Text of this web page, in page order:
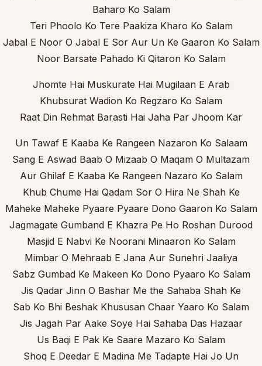
Baharo Ko Salam
Teri Phoolo Ko Tere Paakiza Kharo Ko Salam
Jabal E Noor O Jabal E Sor Aur Un Ke Gaaron Ko Salam
Noor Barsate Pahado Ki Qitaron Ko Salam
Jhomte Hai Muskurate Hai Mugilaan E Arab
Khubsurat Wadion Ko Regzaro Ko Salam
Raat Din Rehmat Barasti Hai Jaha Par Jhoom Kar
Un Tawaf E Kaaba Ke Rangeen Nazaron Ko Salaam
Sang E Aswad Baab O Mizaab O Maqam O Multazam
Aur Ghilaf E Kaaba Ke Rangeen Nazaro Ko Salam
Khub Chume Hai Qadam Sor O Hira Ne Shah Ke
Maheke Maheke Pyaare Pyaare Dono Gaaron Ko Salam
Jagmagate Gumband E Khazra Pe Ho Roshan Durood
Masjid E Nabvi Ke Noorani Minaaron Ko Salam
Mimbar O Mehraab E Jana Aur Sunehri Jaaliya
Sabz Gumbad Ke Makeen Ko Dono Pyaaro Ko Salam
Jis Qadar Jinn O Bashar Me the Sahaba Shah Ke
Sab Ko Bhi Beshak Khususan Chaar Yaaro Ko Salam
Jis Jagah Par Aake Soye Hai Sahaba Das Hazaar
Us Baqi E Pak Ke Saare Mazaro Ko Salam
Shoq E Deedar E Madina Me Tadapte Hai Jo Un